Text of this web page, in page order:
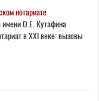
нотариате
имени О.Е. Кутафина
в XXI веке: вызовы